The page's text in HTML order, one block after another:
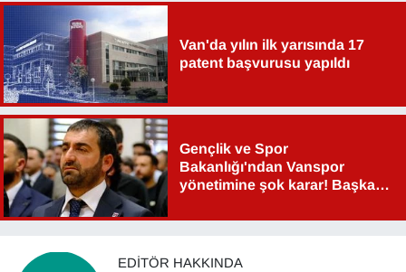
Van'da yılın ilk yarısında 17
patent başvurusu yapıldı
Gençlik ve Spor
Bakanlığı'ndan Vanspor
yönetimine şok karar! Başkan
EDITÖR HAKKINDA
Seri İlan
Sinema - TV
SİYASET
SPOR
TEBRİK